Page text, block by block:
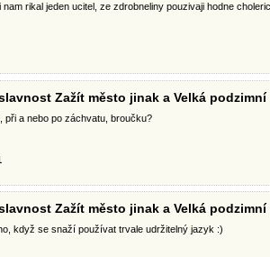
rikal jeden ucitel, ze zdrobneliny pouzivaji hodne
Zažít město jinak a Velká
při a nebo po záchvatu, broučku?
Zažít město jinak a Velká
když se snaží používat trvale udržitelný jazyk :)